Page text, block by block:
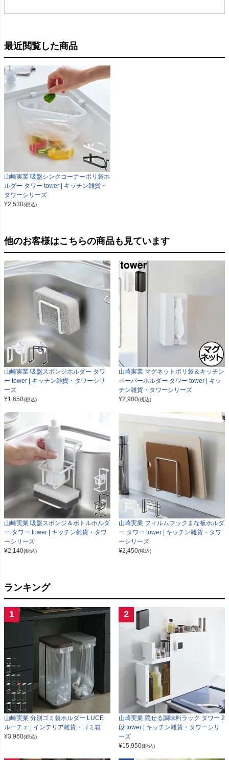
最近閲覧した商品
山崎実業 吸盤シンクコーナーポリ袋ホ
ルダー タワー tower | キッチン雑貨・
タワーシリーズ
¥2,530(税込)
他のお客様はこちらの商品も見ています
山崎実業 吸盤スポンジホルダー タワ
ー tower | キッチン雑貨・タワーシリ
ーズ
¥1,650(税込)
山崎実業 マグネットポリ袋＆キッチン
ペーパーホルダー タワー tower | キッ
チン雑貨・タワーシリーズ
¥2,900(税込)
山崎実業 吸盤スポンジ＆ボトルホルダ
ー タワー tower | キッチン雑貨・タワ
ーシリーズ
¥2,140(税込)
山崎実業 フィルムフックまな板ホルダ
ー タワー tower | キッチン雑貨・タワ
ーシリーズ
¥2,450(税込)
ランキング
1
山崎実業 分別ゴミ袋ホルダー LUCE
ルーチェ | インテリア雑貨・ゴミ箱
¥3,960(税込)
2
山崎実業 隠せる調味料ラック タワー 2
段 tower | キッチン雑貨・タワーシリ
ーズ
¥15,950(税込)